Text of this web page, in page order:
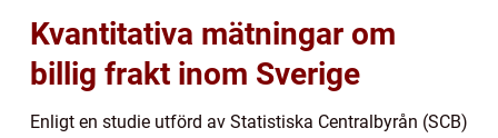
Kvantitativa mätningar om
billig frakt inom Sverige
Enligt en studie utförd av Statistiska Centralbyrån (SCB)